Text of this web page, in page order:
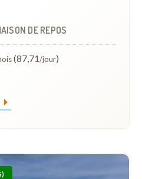
DE REPOS
(87,71/jour)